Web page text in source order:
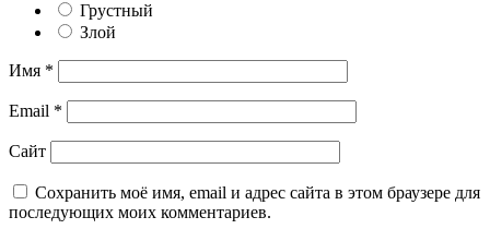
Грустный
Злой
Имя *
Email *
Сайт
Сохранить моё имя, email и адрес сайта в этом браузере для
последующих моих комментариев.